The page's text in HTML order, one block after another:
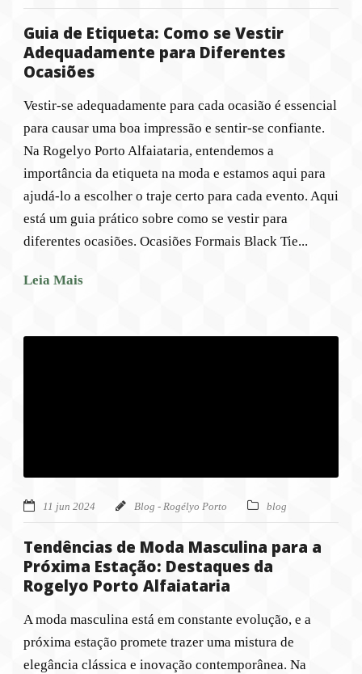
Guia de Etiqueta: Como se Vestir
Adequadamente para Diferentes
Ocasiões
Vestir-se adequadamente para cada ocasião é essencial
para causar uma boa impressão e sentir-se confiante.
Na Rogelyo Porto Alfaiataria, entendemos a
importância da etiqueta na moda e estamos aqui para
ajudá-lo a escolher o traje certo para cada evento. Aqui
está um guia prático sobre como se vestir para
diferentes ocasiões. Ocasiões Formais Black Tie...
Leia Mais
11 jun 2024 Blog - Rogélyo Porto blog
Tendências de Moda Masculina para a
Próxima Estação: Destaques da
Rogelyo Porto Alfaiataria
A moda masculina está em constante evolução, e a
próxima estação promete trazer uma mistura de
elegância clássica e inovação contemporânea. Na